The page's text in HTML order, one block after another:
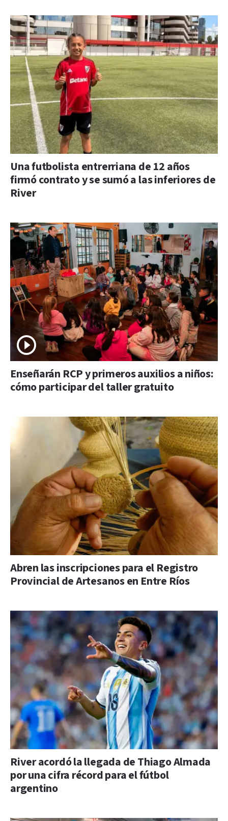
Una futbolista entrerriana de 12 años
firmó contrato y se sumó a las inferiores de
River
Enseñarán RCP y primeros auxilios a niños:
cómo participar del taller gratuito
Abren las inscripciones para el Registro
Provincial de Artesanos en Entre Ríos
River acordó la llegada de Thiago Almada
por una cifra récord para el fútbol
argentino